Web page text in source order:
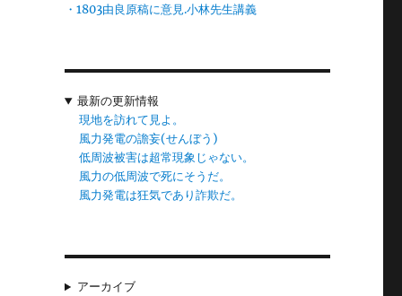
・1803由良原稿に意見.小林先生講義
最新の更新情報
現地を訪れて見よ。
風力発電の譫妄(せんぼう)
低周波被害は超常現象じゃない。
風力の低周波で死にそうだ。
風力発電は狂気であり詐欺だ。
アーカイブ